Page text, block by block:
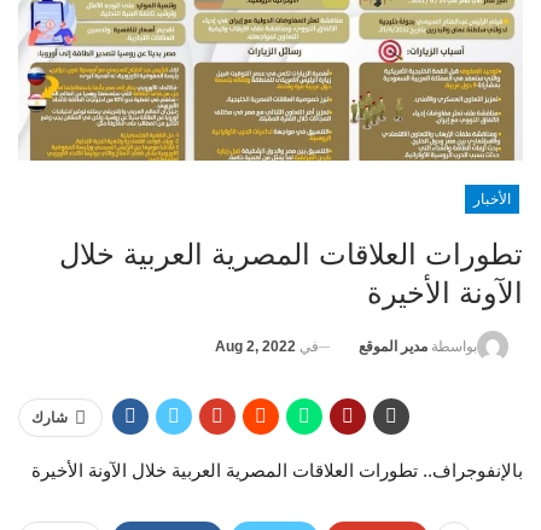
الأخبار
تطورات العلاقات المصرية العربية خلال
الآونة الأخيرة
بواسطة مدير الموقع في Aug 2, 2022
شارك
بالإنفوجراف.. تطورات العلاقات المصرية العربية خلال الآونة الأخيرة